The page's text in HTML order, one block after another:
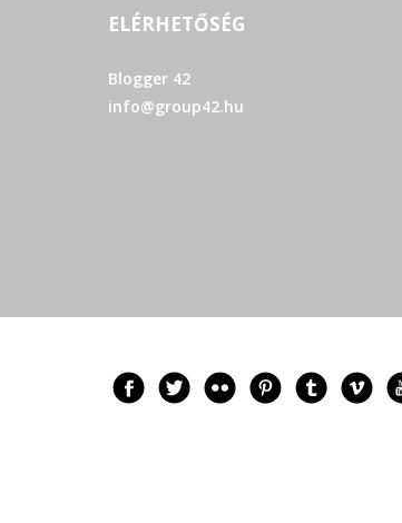
ELÉRHETŐSÉG
Blogger 42
info@group42.hu